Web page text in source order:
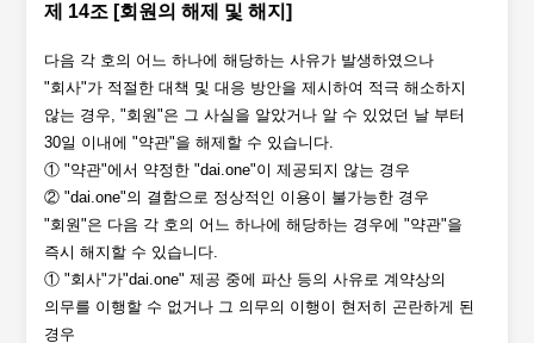
제 14조 [회원의 해제 및 해지]
다음 각 호의 어느 하나에 해당하는 사유가 발생하였으나
"회사"가 적절한 대책 및 대응 방안을 제시하여 적극 해소하지
않는 경우, "회원"은 그 사실을 알았거나 알 수 있었던 날 부터
30일 이내에 "약관"을 해제할 수 있습니다.
① "약관"에서 약정한 "dai.one"이 제공되지 않는 경우
② "dai.one"의 결함으로 정상적인 이용이 불가능한 경우
"회원"은 다음 각 호의 어느 하나에 해당하는 경우에 "약관"을
즉시 해지할 수 있습니다.
① "회사"가"dai.one" 제공 중에 파산 등의 사유로 계약상의
의무를 이행할 수 없거나 그 의무의 이행이 현저히 곤란하게 된
경우